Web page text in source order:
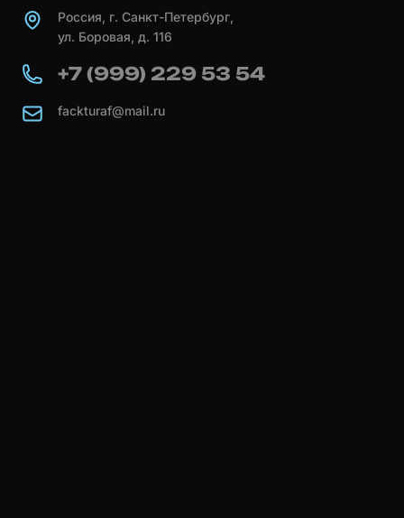
Россия, г. Санкт-Петербург,
ул. Боровая, д. 116
+7 (999) 229 53 54
fackturaf@mail.ru